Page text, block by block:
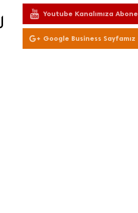
Youtube Kanalımıza Abone
Olun
Google Business Sayfamız